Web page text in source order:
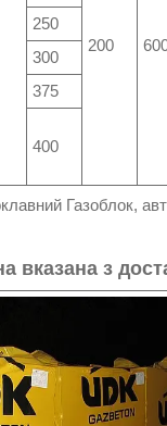
200
250
300
375
400
Газоблок,
вказана з